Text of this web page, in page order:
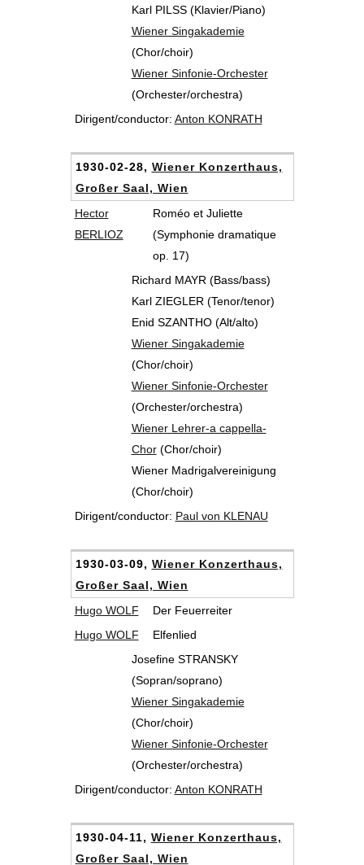
Karl PILSS (Klavier/Piano)
Wiener Singakademie
(Chor/choir)
Wiener Sinfonie-Orchester
(Orchester/orchestra)
Dirigent/conductor: Anton KONRATH
1930-02-28, Wiener Konzerthaus,
Großer Saal, Wien
Hector
BERLIOZ
Roméo et Juliette
(Symphonie dramatique
op. 17)
Richard MAYR (Bass/bass)
Karl ZIEGLER (Tenor/tenor)
Enid SZANTHO (Alt/alto)
Wiener Singakademie
(Chor/choir)
Wiener Sinfonie-Orchester
(Orchester/orchestra)
Wiener Lehrer-a cappella-
Chor(Chor/choir)
Wiener Madrigalvereinigung
(Chor/choir)
Dirigent/conductor: Paul von KLENAU
1930-03-09, Wiener Konzerthaus,
Großer Saal, Wien
Hugo WOLF
Der Feuerreiter
Hugo WOLF
Elfenlied
Josefine STRANSKY
(Sopran/soprano)
Wiener Singakademie
(Chor/choir)
Wiener Sinfonie-Orchester
(Orchester/orchestra)
Dirigent/conductor: Anton KONRATH
1930-04-11, Wiener Konzerthaus,
Großer Saal, Wien